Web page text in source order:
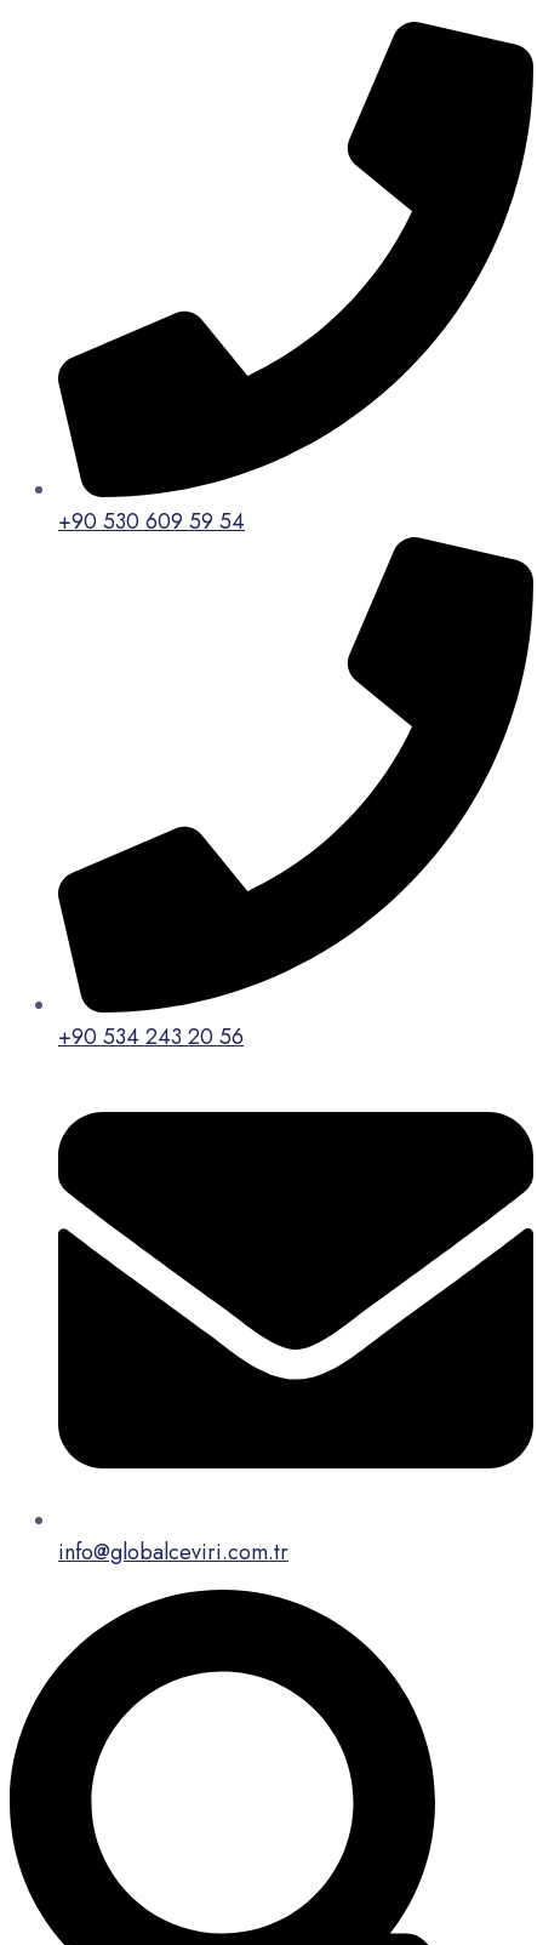
+90 530 609 59 54
+90 534 243 20 56
info@globalceviri.com.tr